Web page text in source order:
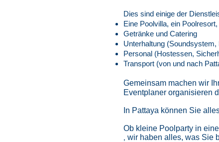
Dies sind einige der
Eine Poolvilla, ein
Getränke und Catering
Unterhaltung
Personal (Hostessen,
Transport (von und nach
Gemeinsam machen wir
Eventplaner organisieren
In Pattaya können Sie
Ob kleine Poolparty in
, wir haben alles, was Sie